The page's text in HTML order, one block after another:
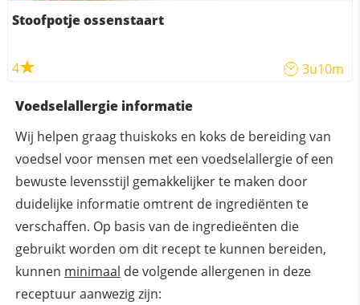
Stoofpotje ossenstaart
4 3u10m
Voedselallergie informatie
Wij helpen graag thuiskoks en koks de bereiding van
voedsel voor mensen met een voedselallergie of een
bewuste levensstijl gemakkelijker te maken door
duidelijke informatie omtrent de ingrediënten te
verschaffen. Op basis van de ingredieënten die
gebruikt worden om dit recept te kunnen bereiden,
kunnen minimaal de volgende allergenen in deze
receptuur aanwezig zijn: